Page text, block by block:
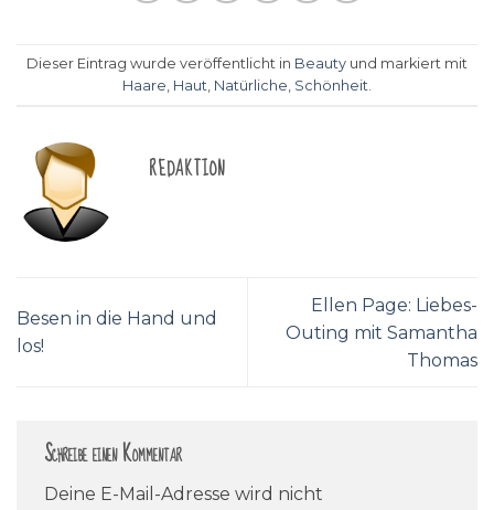
Dieser Eintrag wurde veröffentlicht in Beauty und markiert mit
Haare Haut Natürliche Schönheit
REDAKTION
Besen in die Hand und
los!
Ellen Page: Liebes-
Outing mit Samantha
Thomas
Schreibe einen Kommentar
Deine E-Mail-Adresse wird nicht